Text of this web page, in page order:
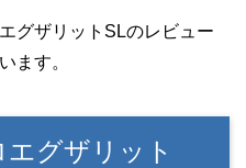
グザリットSLのレビュー
ます。
エグザリット